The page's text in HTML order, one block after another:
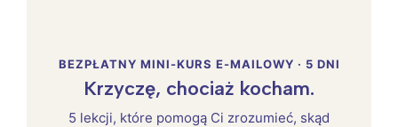
BEZPŁATNY MINI-KURS E-MAILOWY · 5 DNI
Krzyczę, chociaż kocham.
5 lekcji, które pomogą Ci zrozumieć, skąd